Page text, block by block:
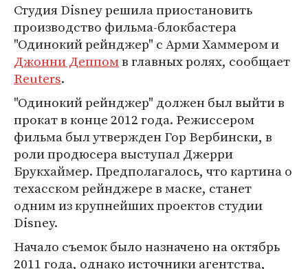
Студия Disney решила приостановить
производство фильма-блокбастера
"Одинокий рейнджер" с Арми Хаммером и
Джонни Деппомв главных ролях, сообщает
Reuters.
"Одинокий рейнджер" должен был выйти в
прокат в конце 2012 года. Режиссером
фильма был утвержден Гор Вербински, в
роли продюсера выступал Джерри
Брукхаймер. Предполагалось, что картина о
техасском рейнджере в маске, станет
одним из крупнейших проектов студии
Disney.
Начало съемок было назначено на октябрь
2011 года, однако источники агентства,